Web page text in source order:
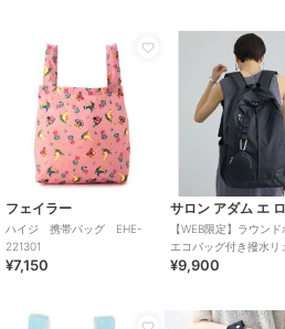
フェイラー
ハイジ 携帯バッグ EHE-
221301
¥7,150
サロン アダム エ
【WEB限定】ラウン
エコバッグ付き撥水リ
¥9,900